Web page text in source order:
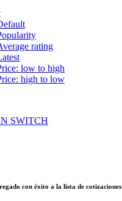
rating
low to high
high to low
con éxito a la lista de cotizaciones